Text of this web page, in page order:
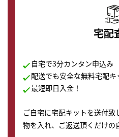
宅配
自宅で3分カンタン申込み
配送でも安全な無料宅配
最短即日入金！
ご自宅に宅配キットを送付
物を入れ、ご返送頂くだけの